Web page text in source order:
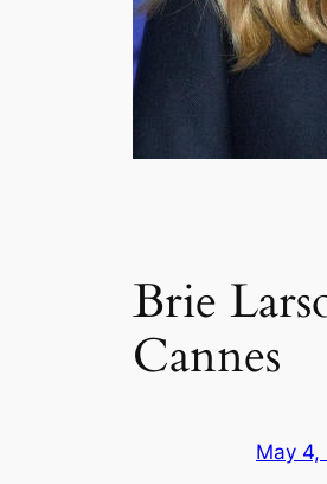
Brie
Cannes
May 4,